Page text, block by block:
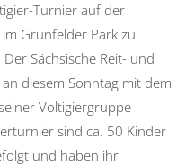
Turnier auf der
im Grünfelder Park zu
Sächsische Reit- und
diesem Sonntag mit dem
Voltigiergruppe
sind ca. 50 Kinder
und haben ihr